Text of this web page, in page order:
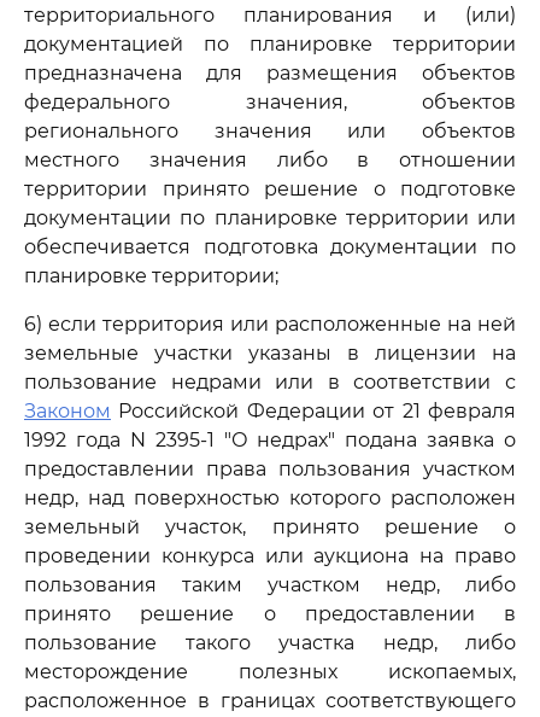
территориального планирования и (или)
документацией по планировке территории
предназначена для размещения объектов
федерального значения, объектов
регионального значения или объектов
местного значения либо в отношении
территории принято решение о подготовке
документации по планировке территории или
обеспечивается подготовка документации по
планировке территории;
6) если территория или расположенные на ней
земельные участки указаны в лицензии на
пользование недрами или в соответствии с
Законом Российской Федерации от 21 февраля
1992 года N 2395-1 "О недрах" подана заявка о
предоставлении права пользования участком
недр, над поверхностью которого расположен
земельный участок, принято решение о
проведении конкурса или аукциона на право
пользования таким участком недр, либо
принято решение о предоставлении в
пользование такого участка недр, либо
месторождение полезных ископаемых,
расположенное в границах соответствующего